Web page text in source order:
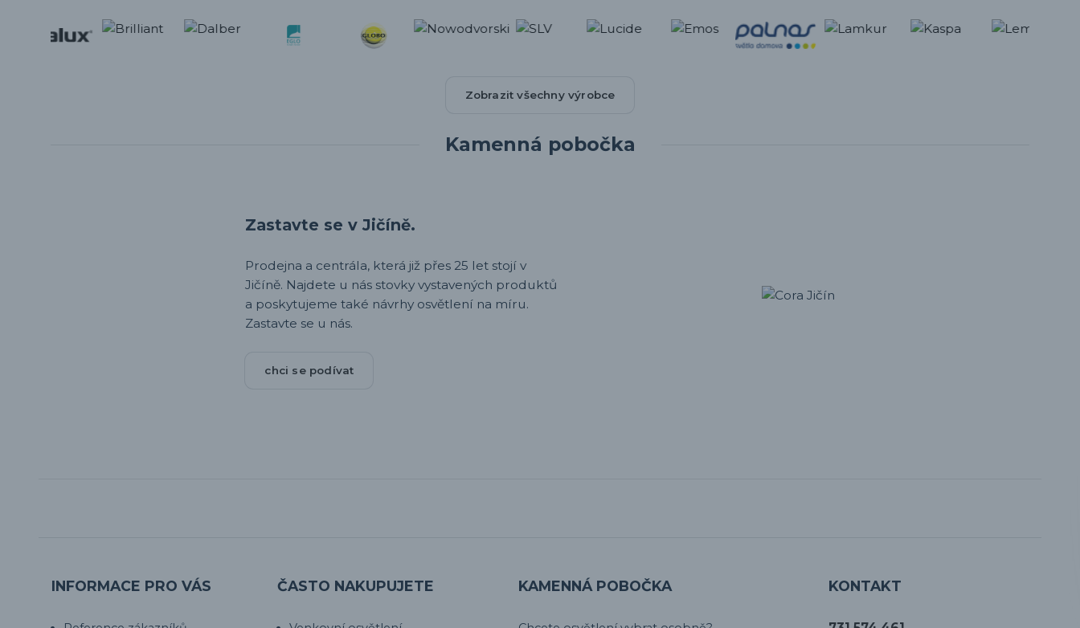
Zobrazit všechny výrobce
Kamenná pobočka
Zastavte se v Jičíně.
Prodejna a centrála, která již přes 25 let stojí v
Jičíně. Najdete u nás stovky vystavených produktů
a poskytujeme také návrhy osvětlení na míru.
Zastavte se u nás.
chci se podívat
INFORMACE PRO VÁS ČASTO NAKUPUJETE KAMENNÁ POBOČKA KONTAKT